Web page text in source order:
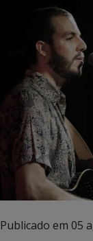
Publicado em 05